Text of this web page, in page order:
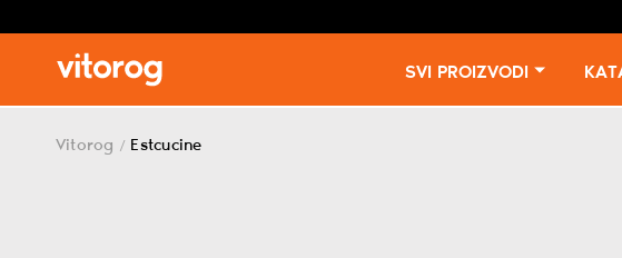
SVI PROIZVODI
Vitorog / Estcucine